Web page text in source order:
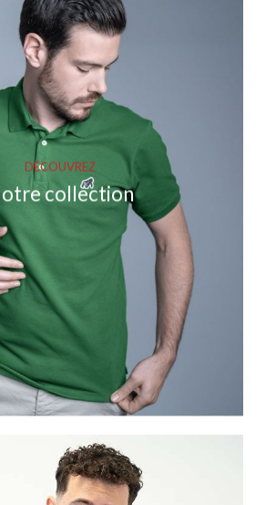
DÉCOUVREZ
collection